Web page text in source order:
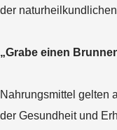
der
„Grabe einen
Nahrungsmittel gelten
der Gesundheit und